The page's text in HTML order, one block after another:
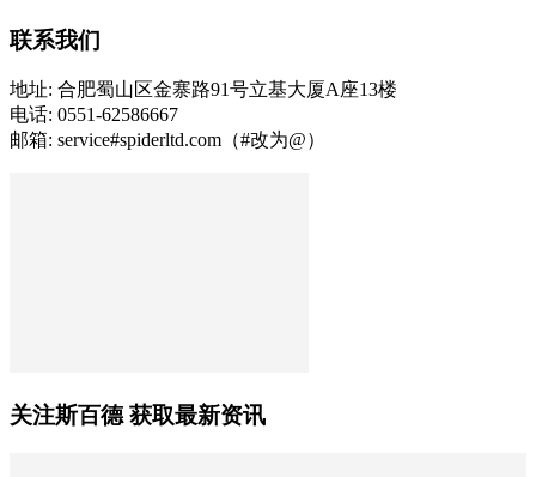
联系我们
地址: 合肥蜀山区金寨路91号立基大厦A座13楼
电话: 0551-62586667
邮箱: service#spiderltd.com（#改为@）
关注斯百德 获取最新资讯